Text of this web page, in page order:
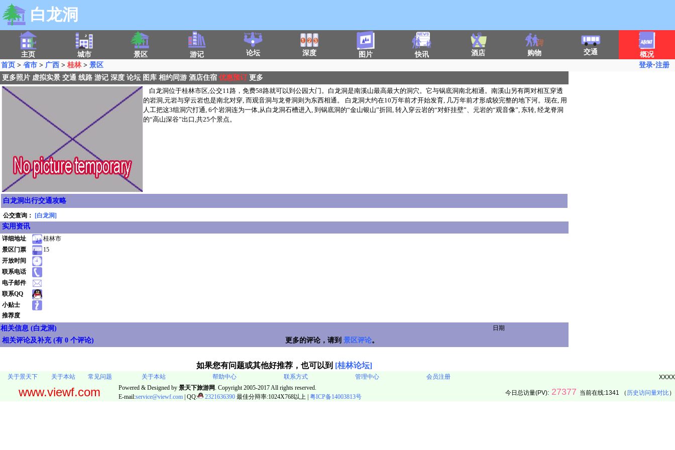
白龙洞
主页 城市 景区 游记 论坛 深度 图片 快讯 酒店 购物 交通
概况
首页 > 省市 > 广西 > 桂林> 景区 登录·注册
更多照片 虚拟实景 交通 线路 游记 深度 论坛 图库 相约同游 酒店住宿 优惠预订 更多
白龙洞位于桂林市区,公交11路，免费58路就可以到公园大门。白龙洞是南溪山最高最大的洞穴。它与锅底洞南北相通。南溪山另有两对相互穿透
的岩洞,元岩与穿云岩也是南北对穿, 而观音洞与龙脊洞则为东西相通。 白龙洞大约在10万年前才开始发育, 几万年前才形成较完整的地下河。现在, 用
人工把这3组洞穴打通, 6个岩洞连为一体,从白龙洞石槽进入, 到锅底洞的“金山银山”折回, 转入穿云岩的“对虾挂壁”、元岩的“观音像”, 东转, 经龙脊洞
的“高山深谷”出口,共25个景点。
白龙洞出行交通攻略
公交查询： [白龙洞]
实用资讯
详细地址
桂林市
景区门票
15
开放时间
联系电话
电子邮件
联系QQ
小贴士
推荐度
相关信息 (白龙洞) 日期
相关评论及补充 (有 0 个评论) 更多的评论，请到 景区评论。
如果您有问题或其他好推荐，也可以到 [桂林论坛]
关于景天下 关于本站 常见问题 关于本站 帮助中心 联系方式 管理中心 会员注册 XXXX
www.viewf.com Powered & Designed by 景天下旅游网 . Copyright 2005-2017 All rights reserved.
E-mail:service@viewf.com | QQ: 2321636390 最佳分辩率:1024X768以上 | 粤ICP备14003813号
今日总访量(PV): 27377 当前在线:1341 （ 历史访问量对比）